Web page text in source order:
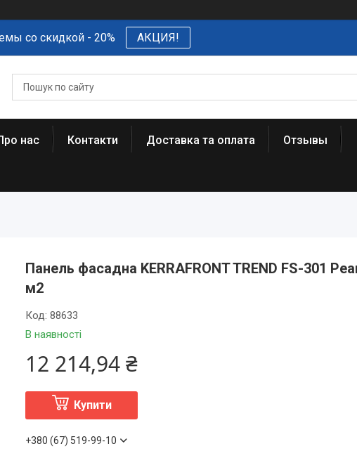
со скидкой - 20% АКЦИЯ!
нас Контакти Доставка та оплата Отзывы
Панель фасадна KERRAFRONT TREND FS-301
м2
В наявності
Код:88633
12 214,94 ₴
Купити
+380 (67) 519-99-10